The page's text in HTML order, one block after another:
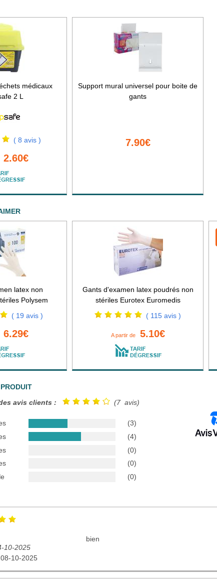
médicaux
2 L
( 8 avis )
2.60€
Support mural universel pour boite de
gants
7.90€
latex non
Polysem
( 19 avis )
6.29€
Gants d'examen latex poudrés non
stériles Eurotex Euromedis
( 115 avis )
A partir de 5.10€
avis clients :
(7 avis)
(3)
(4)
(0)
(0)
(0)
10-2025
10-2025
bien